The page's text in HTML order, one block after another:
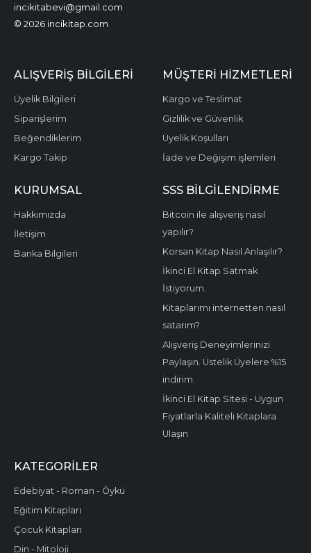
incikitabevi@gmail.com
© 2026 incikitap.com
ALIŞVERİŞ BİLGİLERİ
Üyelik Bilgileri
Siparişlerim
Beğendiklerim
Kargo Takip
MÜŞTERİ HİZMETLERİ
Kargo ve Teslimat
Gizlilik ve Güvenlik
Üyelik Koşulları
İade ve Değişim işlemleri
KURUMSAL
Hakkımızda
İletişim
Banka Bilgileri
SSS BİLGİLENDİRME
Bitcoin ile alışveriş nasıl
yapılır?
Korsan Kitap Nasıl Anlaşılır?
İkinci El Kitap Satmak
İstiyorum.
Kitaplarımı internetten nasıl
satarım?
Alışveriş Deneyimlerinizi
Paylaşın. Üstelik Üyelere %15
indirim.
İkinci El Kitap Sitesi - Uygun
Fiyatlarla Kaliteli Kitaplara
Ulaşın
KATEGORILER
Edebiyat - Roman - Öykü
Eğitim Kitapları
Çocuk Kitapları
Din - Mitoloji